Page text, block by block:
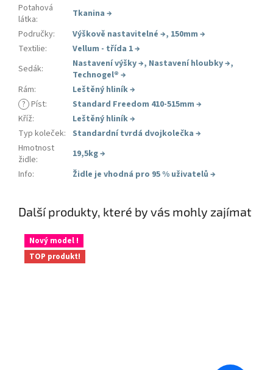
Potahová
látka: Tkanina →
Područky: Výškově nastavitelné →, 150mm →
Textilie: Vellum - třída 1→
Sedák: Nastavení výšky→, Nastavení hloubky→,
Technogel® →
Rám: Leštěný hliník→
? Píst: Standard Freedom 410-515mm →
Kříž: Leštěný hliník→
Typ koleček: Standardní tvrdá dvojkolečka →
Hmotnost
židle: 19,5kg→
Info: Židle je vhodná pro 95 % uživatelů →
Další produkty, které by vás mohly zajímat
Nový model !
TOP produkt!